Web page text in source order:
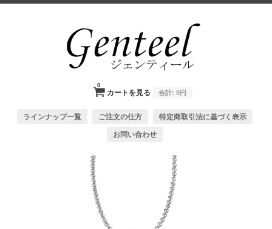
カートを見る
0
合計: 0円
ラインナップ一覧 ご注文の仕方 特定商取引法に基づく表示
お問い合わせ